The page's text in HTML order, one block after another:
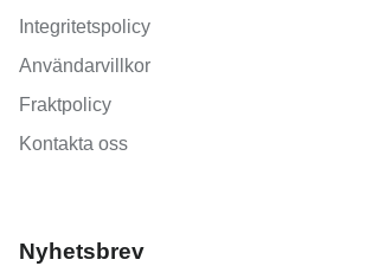
Integritetspolicy
Användarvillkor
Fraktpolicy
Kontakta oss
Nyhetsbrev